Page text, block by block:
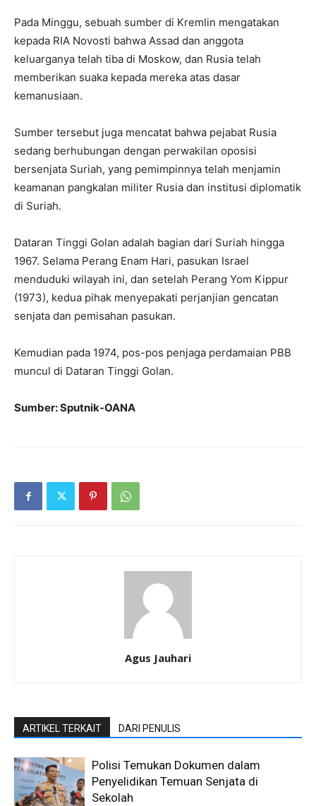
Pada Minggu, sebuah sumber di Kremlin mengatakan
kepada RIA Novosti bahwa Assad dan anggota
keluarganya telah tiba di Moskow, dan Rusia telah
memberikan suaka kepada mereka atas dasar
kemanusiaan.
Sumber tersebut juga mencatat bahwa pejabat Rusia
sedang berhubungan dengan perwakilan oposisi
bersenjata Suriah, yang pemimpinnya telah menjamin
keamanan pangkalan militer Rusia dan institusi diplomatik
di Suriah.
Dataran Tinggi Golan adalah bagian dari Suriah hingga
1967. Selama Perang Enam Hari, pasukan Israel
menduduki wilayah ini, dan setelah Perang Yom Kippur
(1973), kedua pihak menyepakati perjanjian gencatan
senjata dan pemisahan pasukan.
Kemudian pada 1974, pos-pos penjaga perdamaian PBB
muncul di Dataran Tinggi Golan.
Sumber: Sputnik-OANA
Agus Jauhari
ARTIKEL TERKAIT DARI PENULIS
Polisi Temukan Dokumen dalam
Penyelidikan Temuan Senjata di
Sekolah